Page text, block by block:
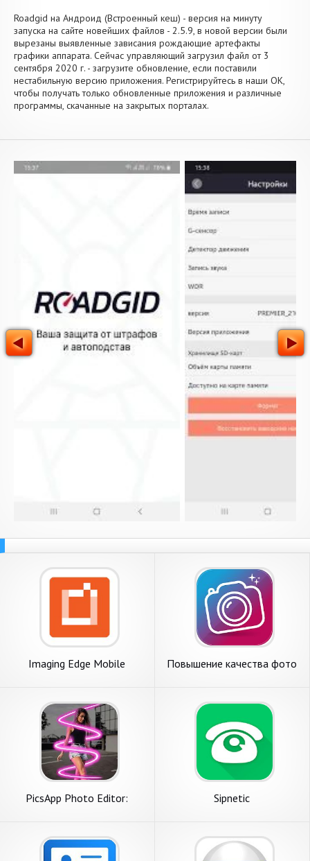
Roadgid на Андроид (Встроенный кеш) - версия на минуту
запуска на сайте новейших файлов - 2.5.9, в новой версии были
вырезаны выявленные зависания рождающие артефакты
графики аппарата. Сейчас управляющий загрузил файл от 3
сентября 2020 г. - загрузите обновление, если поставили
нестабильную версию приложения. Регистрируйтесь в наши OK,
чтобы получать только обновленные приложения и различные
программы, скачанные на закрытых порталах.
Imaging Edge Mobile Повышение качества фото
PicsApp Photo Editor:
Sipnetic